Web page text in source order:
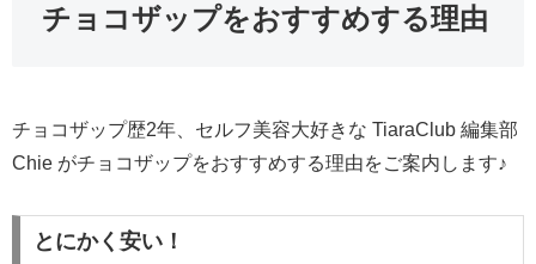
チョコザップをおすすめする理由
チョコザップ歴2年、セルフ美容大好きな TiaraClub 編集部
Chie がチョコザップをおすすめする理由をご案内します♪
とにかく安い！